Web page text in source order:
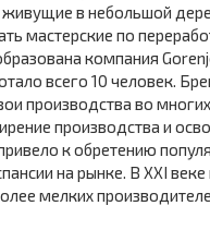
в небольшой
мастерские по
компания
всего 10 человек.
производства во
производства и
к обретению
на рынке. В XXI
мелких